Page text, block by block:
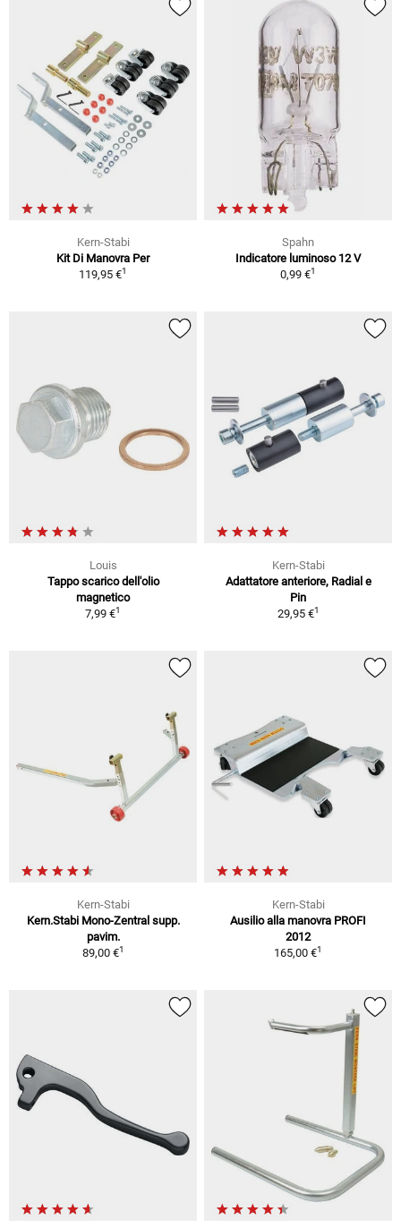
Kern-Stabi
Kit Di Manovra Per
119,95 €1
Spahn
Indicatore luminoso 12 V
0,99 €1
Louis
Tappo scarico dell'olio
magnetico
7,99 €1
Kern-Stabi
Adattatore anteriore, Radial e
Pin
29,95 €1
Kern-Stabi
Kern.Stabi Mono-Zentral supp.
pavim.
89,00 €1
Kern-Stabi
Ausilio alla manovra PROFI
2012
165,00 €1